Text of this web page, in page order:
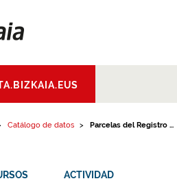
Catálogo de datos Parcelas del Registro ...
ACTIVIDAD